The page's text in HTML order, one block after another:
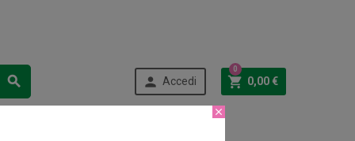
  Accedi  0,00 €
0
